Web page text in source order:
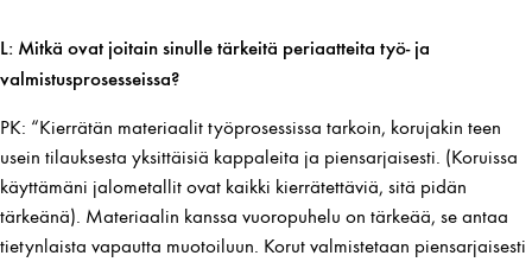
L: Mitkä ovat joitain sinulle tärkeitä periaatteita työ- ja
valmistusprosesseissa?
PK: “Kierrätän materiaalit työprosessissa tarkoin, korujakin teen
usein tilauksesta yksittäisiä kappaleita ja piensarjaisesti. (Koruissa
käyttämäni jalometallit ovat kaikki kierrätettäviä, sitä pidän
tärkeänä). Materiaalin kanssa vuoropuhelu on tärkeää, se antaa
tietynlaista vapautta muotoiluun. Korut valmistetaan piensarjaisesti